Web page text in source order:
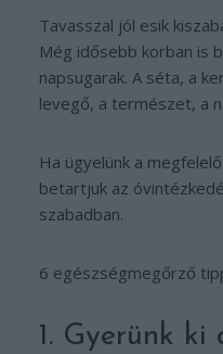
Tavasszal jól esik
Még idősebb korban is
napsugarak. A séta, a
levegő, a természet, a
Ha ügyelünk a
betartjuk az
szabadban.
6 egészségmegőrző
1. Gyerünk ki